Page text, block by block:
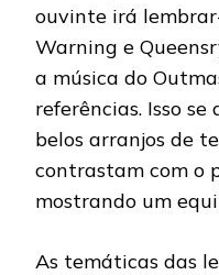
ouvinte irá
Warning e
a música do
referências. Isso
belos arranjos de
contrastam com o
mostrando um
As temáticas das